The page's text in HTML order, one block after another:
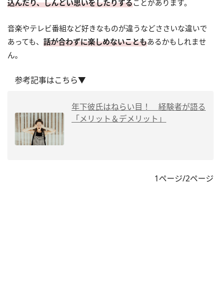
込んだり、しんどい思いをしたりすることがあります。
音楽やテレビ番組など好きなものが違うなどささいな違いで
あっても、 話が合わずに楽しめないこともあるかもしれませ
ん。
参考記事はこちら▼
年下彼氏はねらい目！ 経験者が語る
「メリット＆デメリット」
1ページ/2ページ